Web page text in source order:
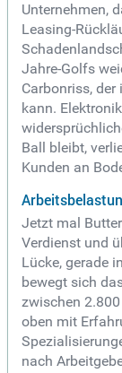
Unternehmen,
Leasing-
Jahre-Golfs
Carbonriss,
kann.
Ball bleibt,
Kunden an
Jetzt mal
Verdienst und
Lücke, gerade
bewegt sich
zwischen
oben mit
nach